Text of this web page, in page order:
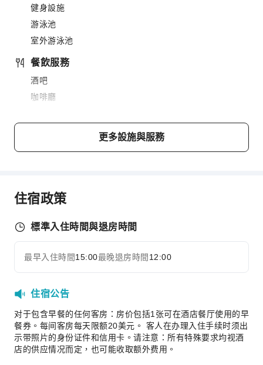
健身設施
游泳池
室外游泳池
餐飲服務
酒吧
咖啡廳
會議廳
桌上電腦
兒童設施
兒童餐
交通服務
接送機服務
展開全部
更多設施與服務
住宿政策
標準入住時間與退房時間
最早入住時間15:00最晚退房時間 12:00
住宿公告
对于包含早餐的任何客房：房价包括1张可在酒店餐厅使用的早
餐券。每间客房每天限额20美元。 客人在办理入住手续时须出
示带照片的身份证件和信用卡。请注意：所有特殊要求均视酒
店的供应情况而定，也可能收取额外费用。